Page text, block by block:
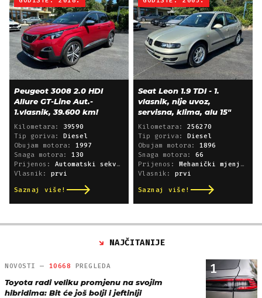
Peugeot 3008 2.0 HDI
Allure GT-Line Aut.-
1.vlasnik, 39.600 km!
Kilometara: 39590
Tip goriva: Diesel
Obujam motora: 1997
Snaga motora: 130
Prijenos: Automatski sekvencijski
Vlasnik: prvi
Saznaj više!
Seat Leon 1.9 TDI - 1.
vlasnik, nije uvoz,
servisna, klima, alu 15"
Kilometara: 256270
Tip goriva: Diesel
Obujam motora: 1896
Snaga motora: 66
Prijenos: Mehanički mjenjač
Vlasnik: prvi
Saznaj više!
NAJČITANIJE
1
NOVOSTI — 10668 PREGLEDA
Toyota radi veliku promjenu na svojim
hibridima: Bit će još bolji i jeftiniji